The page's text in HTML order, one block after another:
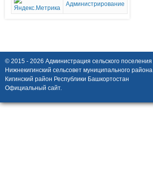
Администрирование
© 2015 - 2026 Администрация сельского поселения
Нижнекигинский сельсовет муниципального района
Кигинский район Республики Башкортостан
Официальный сайт.